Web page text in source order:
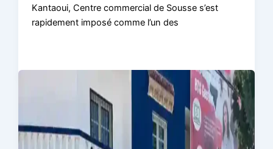
Kantaoui, Centre commercial de Sousse s’est
rapidement imposé comme l’un des